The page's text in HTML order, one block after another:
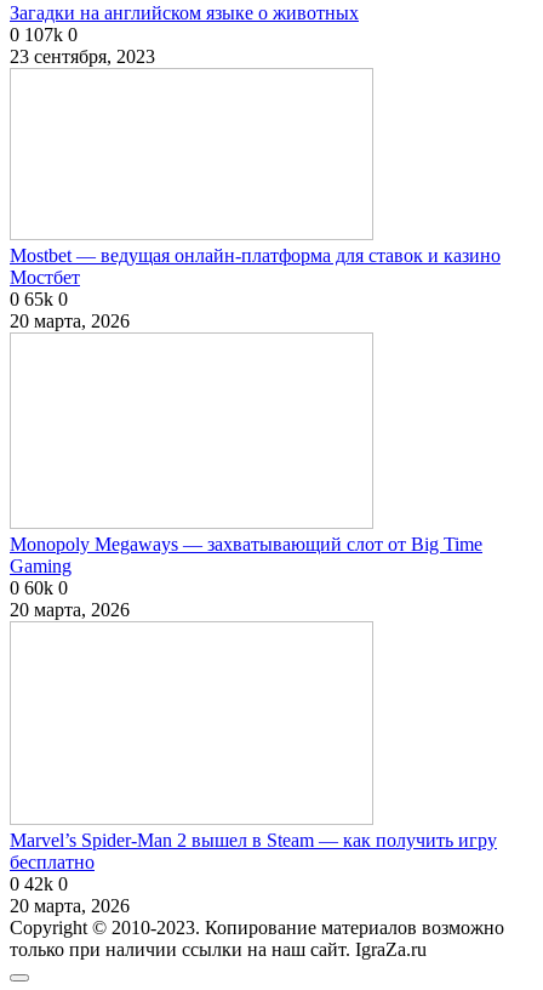
Загадки на английском языке о животных
0 107k 0
23 сентября, 2023
Mostbet — ведущая онлайн-платформа для ставок и казино
Мостбет
0 65k 0
20 марта, 2026
Monopoly Megaways — захватывающий слот от Big Time
Gaming
0 60k 0
20 марта, 2026
Marvel’s Spider-Man 2 вышел в Steam — как получить игру
бесплатно
0 42k 0
20 марта, 2026
Copyright © 2010-2023. Копирование материалов возможно
только при наличии ссылки на наш сайт. IgraZa.ru